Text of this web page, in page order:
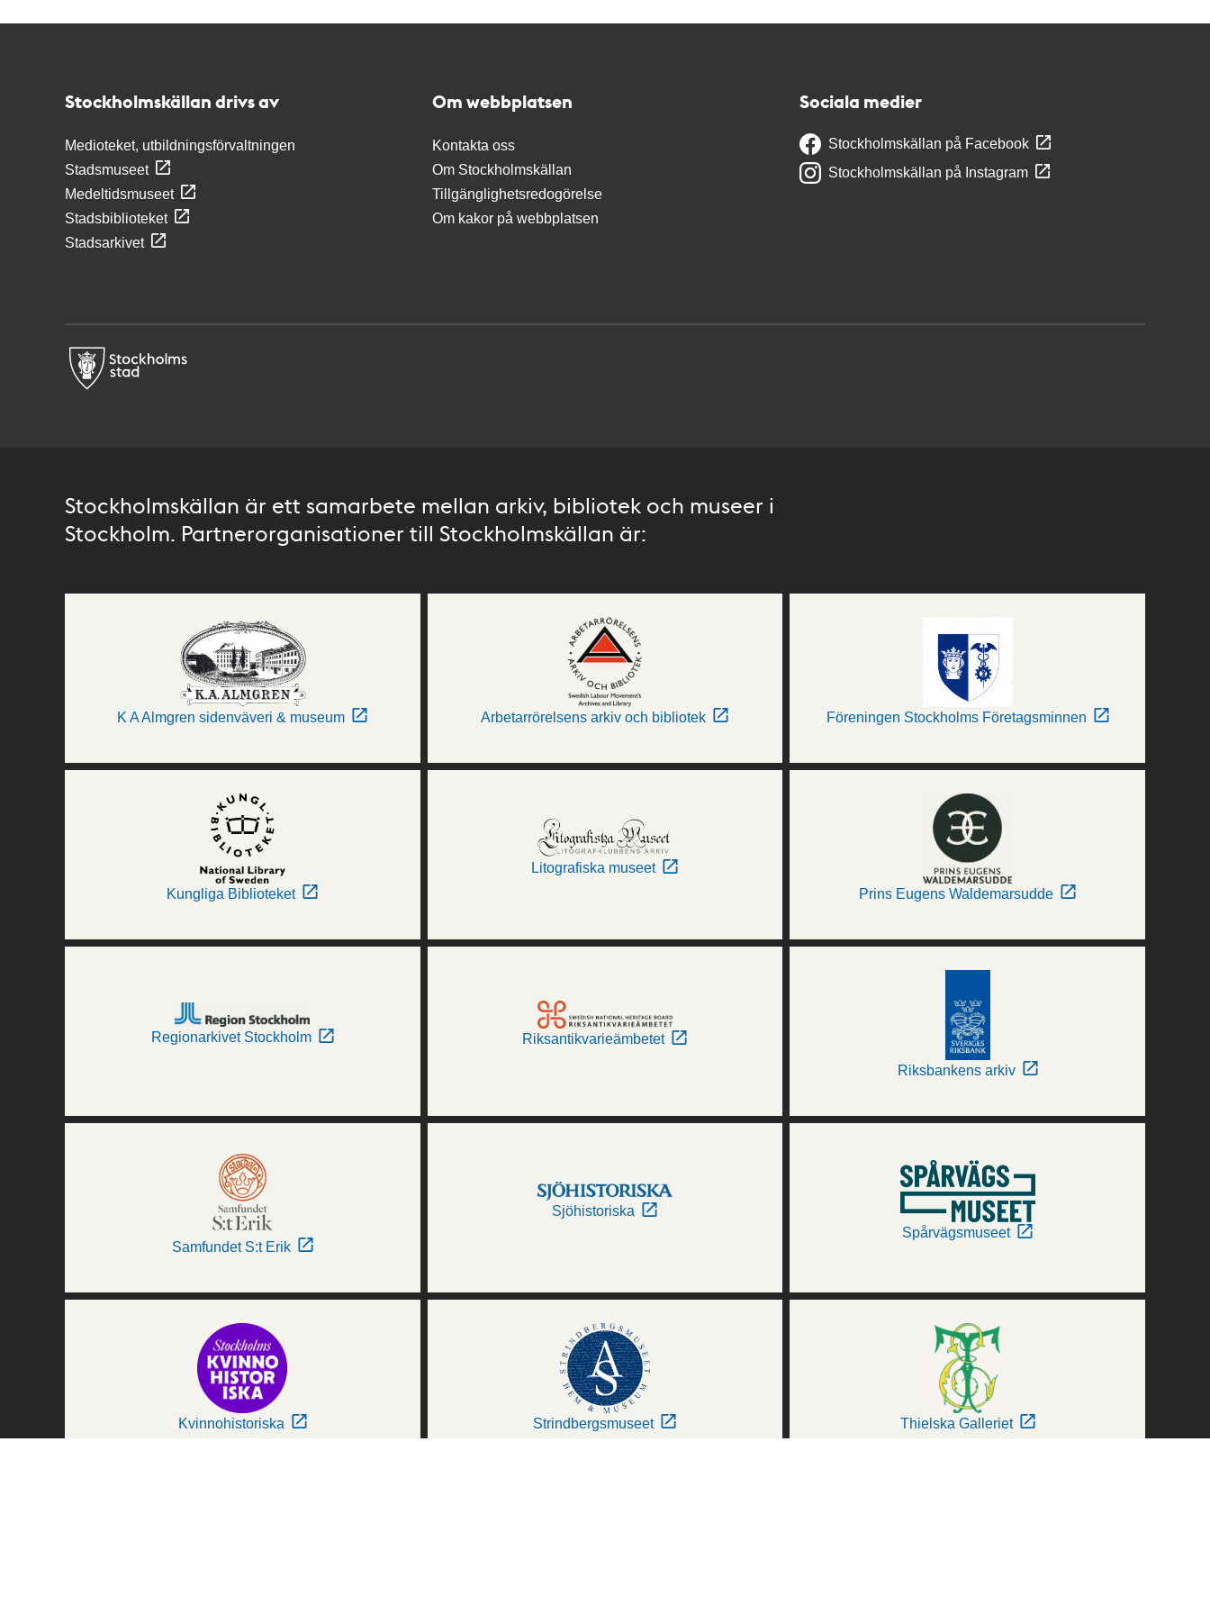
Stockholmskällan drivs av
Medioteket, utbildningsförvaltningen
Stadsmuseet
Medeltidsmuseet
Stadsbiblioteket
Stadsarkivet
Om webbplatsen
Kontakta oss
Om Stockholmskällan
Tillgänglighetsredogörelse
Om kakor på webbplatsen
Sociala medier
Stockholmskällan på Facebook
Stockholmskällan på Instagram
Stockholmskällan är ett samarbete mellan arkiv, bibliotek och museer i
Stockholm. Partnerorganisationer till Stockholmskällan är:
K A Almgren sidenväveri & museum Arbetarrörelsens arkiv och bibliotek Föreningen Stockholms Företagsminnen
Kungliga Biblioteket
Litografiska museet
Prins Eugens Waldemarsudde
Regionarkivet Stockholm Riksantikvarieämbetet
Riksbankens arkiv
Samfundet S:t Erik
Sjöhistoriska
Spårvägsmuseet
Kvinnohistoriska Strindbergsmuseet Thielska Galleriet